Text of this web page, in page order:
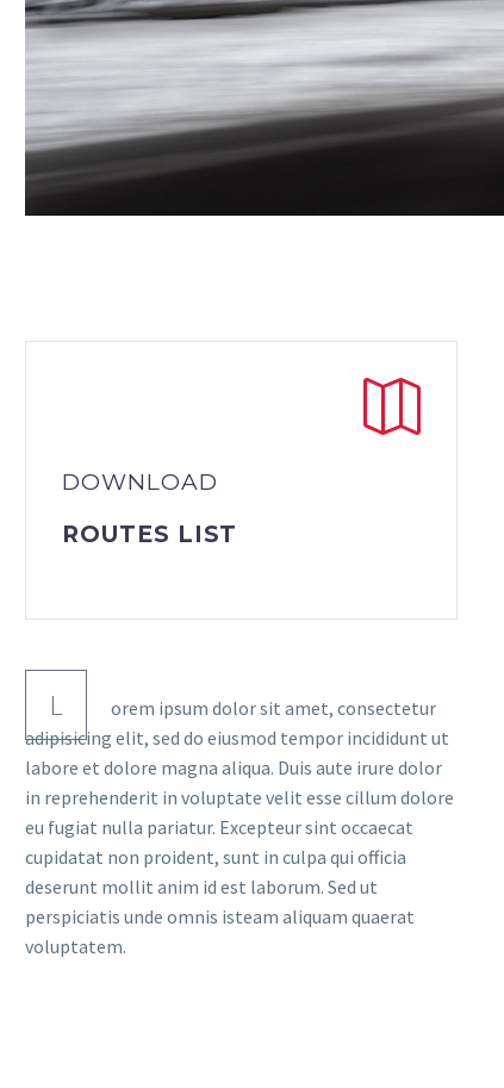
DOWNLOAD
ROUTES LIST
L
orem ipsum dolor sit amet, consectetur
adipisicing elit, sed do eiusmod tempor incididunt ut
labore et dolore magna aliqua. Duis aute irure dolor
in reprehenderit in voluptate velit esse cillum dolore
eu fugiat nulla pariatur. Excepteur sint occaecat
cupidatat non proident, sunt in culpa qui officia
deserunt mollit anim id est laborum. Sed ut
perspiciatis unde omnis isteam aliquam quaerat
voluptatem.